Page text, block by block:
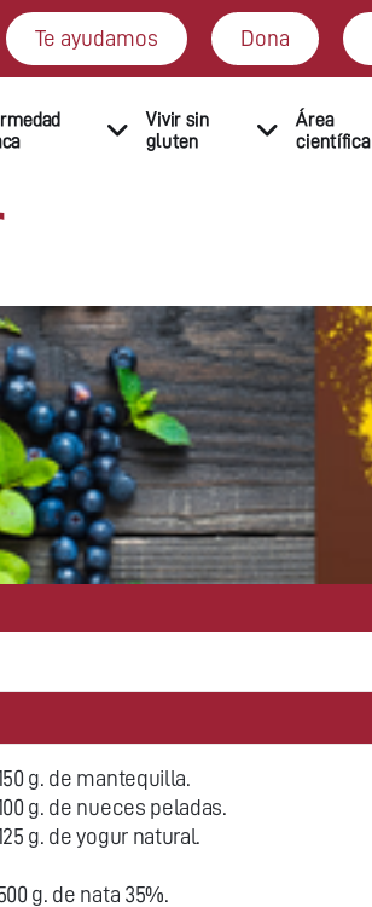
Te ayudamos Dona
Vivir sin
gluten
Área
científica
g. de mantequilla.
g. de nueces peladas.
g. de yogur natural.
g. de nata 35%.